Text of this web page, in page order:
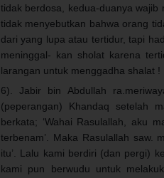
tidak berdosa, kedua-duanya
tidak menyebutkan bahwa orang
dari yang lupa atau tertidur, tapi
meninggal- kan sholat karena
larangan untuk menggadha shalat !
6). Jabir bin Abdullah
(peperangan) Khandaq setelah
berkata; ‘Wahai Rasulallah, aku
terbenam’. Maka Rasulallah saw.
itu’. Lalu kami berdiri (dan pergi)
kami pun berwudu untuk